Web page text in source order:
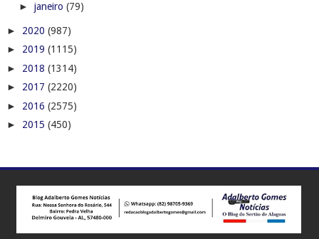
► janeiro (79)
► 2020 (987)
► 2019 (1115)
► 2018 (1314)
► 2017 (2220)
► 2016 (2575)
► 2015 (450)